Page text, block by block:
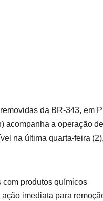
da BR-343, em
acompanha a operação de
na última quarta-feira (2).
produtos químicos
imediata para